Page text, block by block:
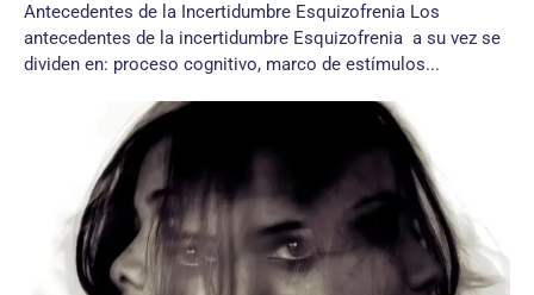
Antecedentes de la Incertidumbre Esquizofrenia Los
antecedentes de la incertidumbre Esquizofrenia a su vez se
dividen en: proceso cognitivo, marco de estímulos...